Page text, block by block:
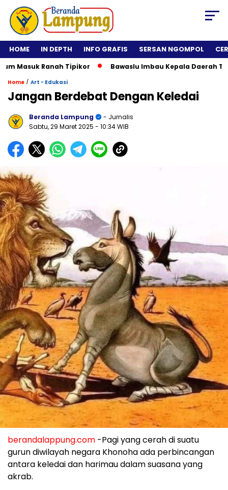
HOME IN DEPTH INFO GRAFIS SERSAN NGOMPOL
Masuk Ranah Tipikor Bawaslu Imbau Kepala Daerah
Home / Art - Edukasi
Jangan Berdebat Dengan Keledai
Beranda Lampung
- Jurnalis
Sabtu, 29 Maret 2025 - 10:34 WIB
berandalappung.com -Pagi yang cerah di suatu
gurun diwilayah negara Khonoha ada perbincangan
antara keledaidan harimau dalam suasana yang
akrab.